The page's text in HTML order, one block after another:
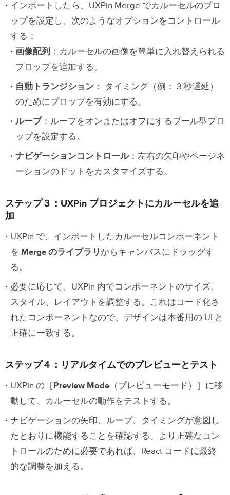
インポートしたら、UXPin Merge でカルーセルのプロ
ップを設定し、次のようなオプションをコントロール
する：
画像配列 ：カルーセルの画像を簡単に入れ替えられる
プロップを追加する。
自動トランジション ： タイミング（例：３秒遅延）
のためにプロップを有効にする。
ループ：ループをオンまたはオフにするブール型プロ
ップを設定する。
ナビゲーションコントロール：左右の矢印やページネ
ーションのドットをカスタマイズする。
ステップ３：UXPin プロジェクトにカルーセルを追
加
UXPin で、インポートしたカルーセルコンポーネント
を Merge のライブラリからキャンバスにドラッグす
る。
必要に応じて、UXPin 内でコンポーネントのサイズ、
スタイル、レイアウトを調整する。これはコード化さ
れたコンポーネントなので、デザインは本番用の UI と
正確に一致する。
ステップ４：リアルタイムでのプレビューとテスト
UXPin の［Preview Mode （プレビューモード）］に移
動して、カルーセルの動作をテストする。
ナビゲーションの矢印、ループ、タイミングが意図し
たとおりに機能することを確認する。より正確なコン
トロールのために必要であれば、React コードに最終
的な調整を加える。